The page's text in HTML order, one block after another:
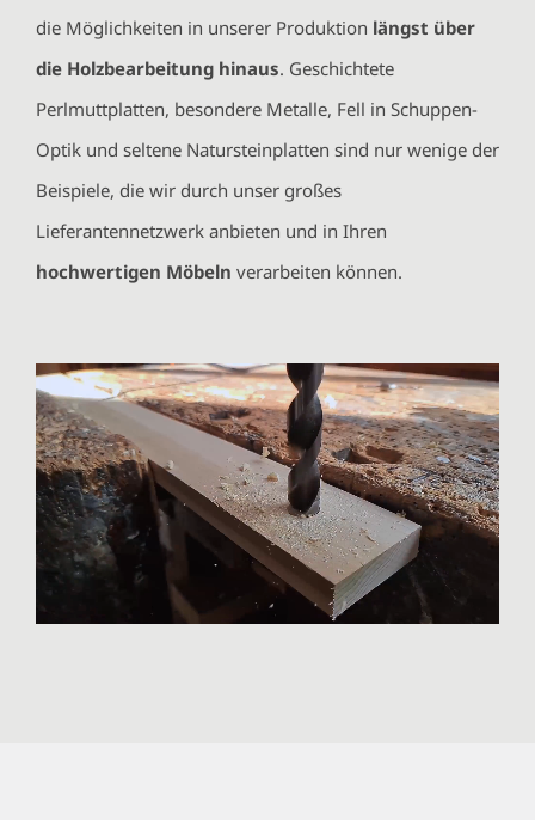
die Möglichkeiten in unserer Produktion längst über
die Holzbearbeitung hinaus. Geschichtete
Perlmuttplatten, besondere Metalle, Fell in Schuppen-
Optik und seltene Natursteinplatten sind nur wenige der
Beispiele, die wir durch unser großes
Lieferantennetzwerk anbieten und in Ihren
hochwertigen Möbeln verarbeiten können.